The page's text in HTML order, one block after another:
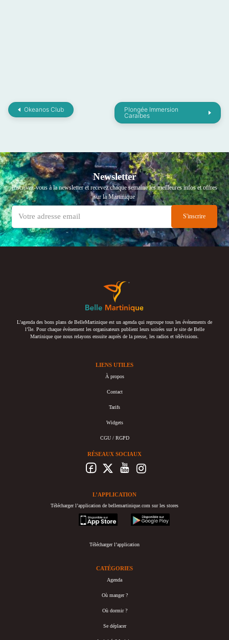
Okeanos Club
Plongée Immersion
Caraïbes
Newsletter
Inscrivez-vous à la newsletter et recevez chaque semaine les meilleures infos et offres
sur la Martinique
L’agenda des bons plans de BelleMartinique est un agenda qui regroupe tous les événements de
l’île. Pour chaque événement les organisateurs publient leurs soirées sur le site de Belle
Martinique que nous relayons ensuite auprès de la presse, les radios et télévisions.
LIENS UTILES
À propos
Contact
Tarifs
Widgets
CGU / RGPD
RÉSEAUX SOCIAUX
L’APPLICATION
Télécharger l’application de bellemartinique.com sur les stores
appstore
googleplay
Télécharger l’application
CATÉGORIES
Agenda
Où manger ?
Où dormir ?
Se déplacer